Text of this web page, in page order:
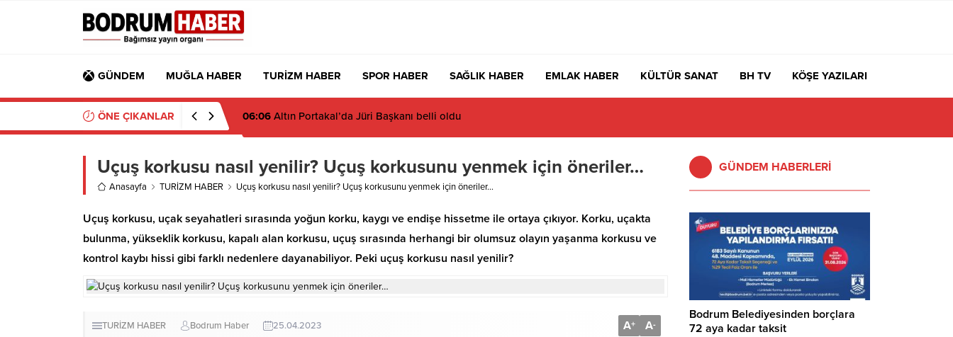
GÜNDEM MUĞLA HABER TURİZM HABER SPOR HABER SAĞLIK HABER EMLAK HABER KÜLTÜR SANAT BH TV KÖŞE YAZILARI
ÖNE ÇIKANLAR 06:06 Altın Portakal’da Jüri Başkanı belli oldu
Uçuş korkusu nasıl yenilir? Uçuş korkusunu yenmek için öneriler…
Anasayfa TURİZM HABER Uçuş korkusu nasıl yenilir? Uçuş korkusunu yenmek için öneriler…
Uçuş korkusu, uçak seyahatleri sırasında yoğun korku, kaygı ve endişe hissetme ile ortaya çıkıyor. Korku, uçakta
bulunma, yükseklik korkusu, kapalı alan korkusu, uçuş sırasında herhangi bir olumsuz olayın yaşanma korkusu ve
kontrol kaybı hissi gibi farklı nedenlere dayanabiliyor. Peki uçuş korkusu nasıl yenilir?
TURİZM HABER Bodrum Haber 25.04.2023 A+ A-
GÜNDEM HABERLERİ
Bodrum Belediyesinden borçlara
72 aya kadar taksit